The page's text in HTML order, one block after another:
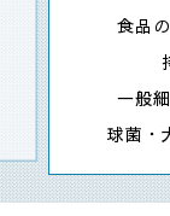
食品
一般
球菌・